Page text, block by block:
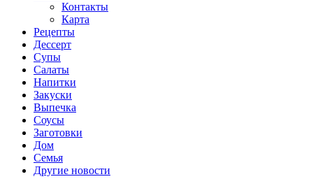
Контакты
Карта
Рецепты
Дессерт
Супы
Салаты
Напитки
Закуски
Выпечка
Соусы
Заготовки
Дом
Семья
Другие новости